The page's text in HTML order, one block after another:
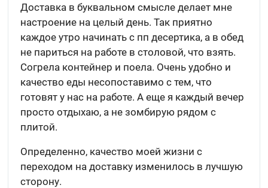
Доставка в буквальном смысле делает мне
настроение на целый день. Так приятно
каждое утро начинать с пп десертика, а в обед
не париться на работе в столовой, что взять.
Согрела контейнер и поела. Очень удобно и
качество еды несопоставимо с тем, что
готовят у нас на работе. А еще я каждый вечер
просто отдыхаю, а не зомбирую рядом с
плитой.
Определенно, качество моей жизни с
переходом на доставку изменилось в лучшую
сторону.